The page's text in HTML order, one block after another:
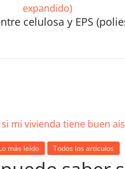
celulosa y EPS
más leído Todos los artículos